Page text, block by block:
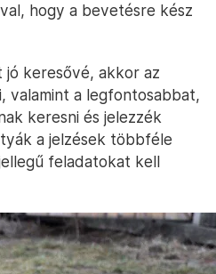
hogy a bevetésre kész
keresővé, akkor az
valamint a legfontosabbat,
keresni és jelezzék
a jelzések többféle
feladatokat kell